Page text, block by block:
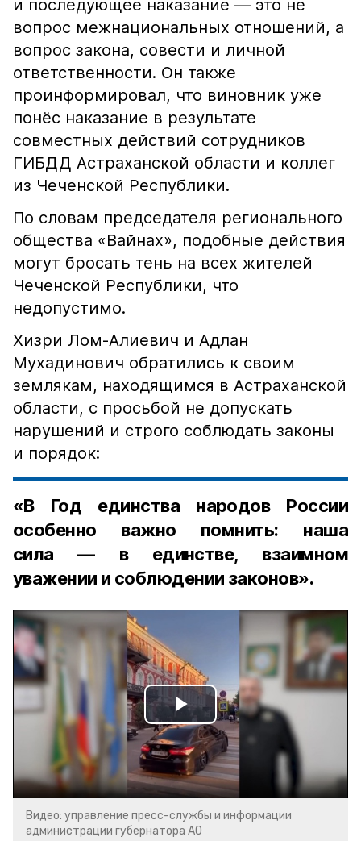
и последующее наказание — это не
вопрос межнациональных отношений, а
вопрос закона, совести и личной
ответственности. Он также
проинформировал, что виновник уже
понёс наказание в результате
совместных действий сотрудников
ГИБДД Астраханской области и коллег
из Чеченской Республики.
По словам председателя регионального
общества «Вайнах», подобные действия
могут бросать тень на всех жителей
Чеченской Республики, что
недопустимо.
Хизри Лом-Алиевич и Адлан
Мухадинович обратились к своим
землякам, находящимся в Астраханской
области, с просьбой не допускать
нарушений и строго соблюдать законы
и порядок:
«В Год единства народов России
особенно важно помнить: наша
сила — в единстве, взаимном
уважении и соблюдении законов».
Play
Video
Видео: управление пресс-службы и информации
администрации губернатора АО